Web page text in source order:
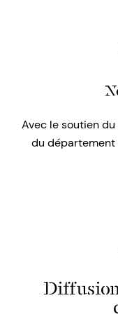
Avec le soutien
du département